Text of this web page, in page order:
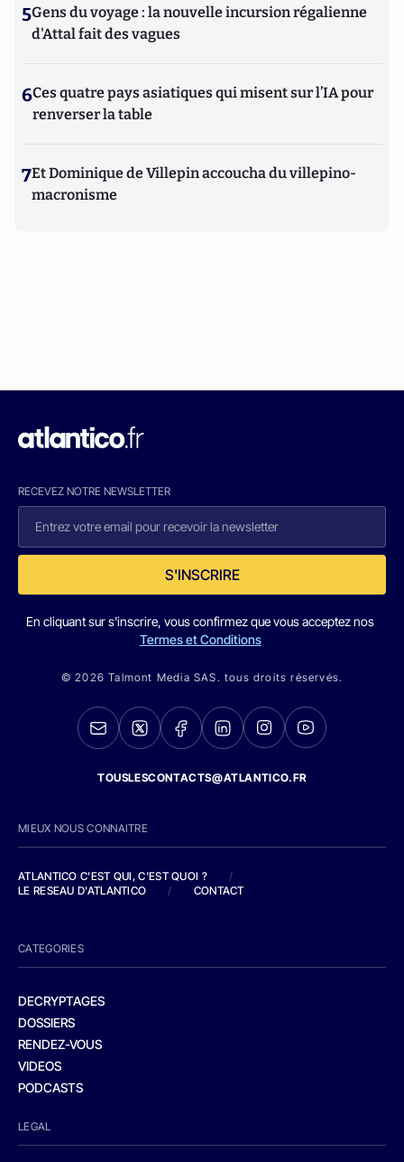
5Gens du voyage : la nouvelle incursion régalienne
d'Attal fait des vagues
6Ces quatre pays asiatiques qui misent sur l’IA pour
renverser la table
7Et Dominique de Villepin accoucha du villepino-
macronisme
RECEVEZ NOTRE NEWSLETTER
S'INSCRIRE
En cliquant sur s'inscrire, vous confirmez que vous acceptez nos
Termes et Conditions
© 2026 Talmont Media SAS. tous droits réservés.
TOUSLESCONTACTS@ATLANTICO.FR
MIEUX NOUS CONNAITRE
ATLANTICO C'EST QUI, C'EST QUOI ?
/
LE RESEAU D'ATLANTICO
/ CONTACT
CATEGORIES
DECRYPTAGES
DOSSIERS
RENDEZ-VOUS
VIDEOS
PODCASTS
LEGAL